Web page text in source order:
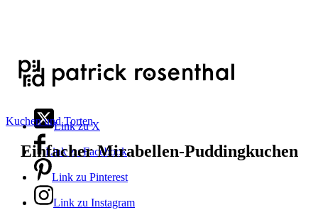
Link zu X
Link zu Facebook
Link zu Pinterest
Link zu Instagram
Kuchen und Torten
Einfacher Mirabellen-Puddingkuchen